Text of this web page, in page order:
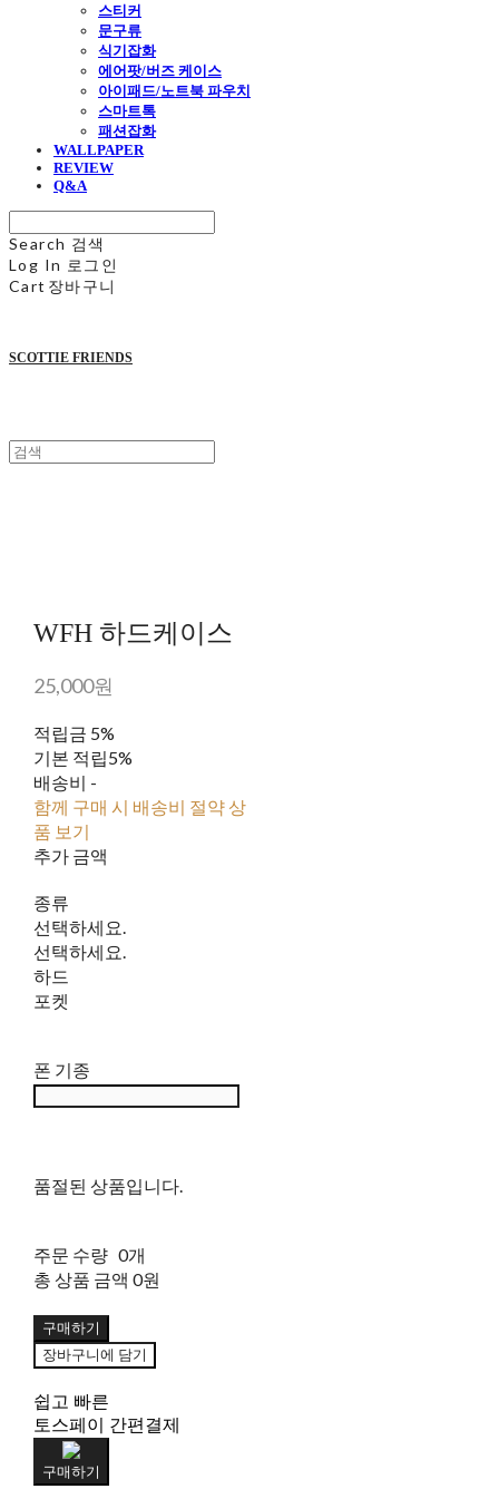
스티커
문구류
식기잡화
에어팟/버즈 케이스
아이패드/노트북 파우치
스마트톡
패션잡화
WALLPAPER
REVIEW
Q&A
Search 검색
Log In 로그인
Cart 장바구니
SCOTTIE FRIENDS
WFH 하드케이스
25,000원
적립금 5%
기본 적립5%
배송비 -
함께 구매 시 배송비 절약 상
품 보기
추가 금액
종류
선택하세요.
선택하세요.
하드
포켓
폰 기종
품절된 상품입니다.
주문 수량 0개
총 상품 금액 0원
구매하기
장바구니에 담기
쉽고 빠른
토스페이 간편결제
구매하기